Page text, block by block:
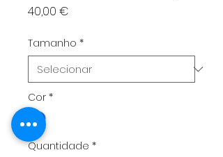
40,00 €
Tamanho *
Cor *
Quantidade *